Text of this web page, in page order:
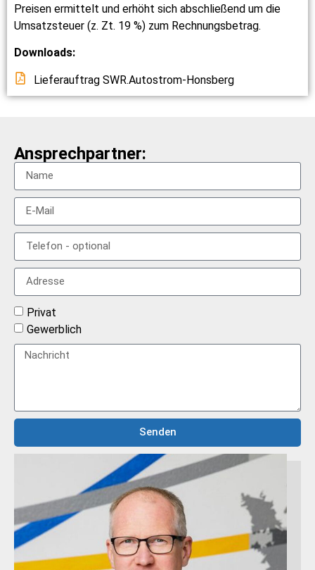
Preisen ermittelt und erhöht sich abschließend um die
Umsatzsteuer (z. Zt. 19 %) zum Rechnungsbetrag.
Downloads:
Lieferauftrag SWR.Autostrom-Honsberg
Ansprechpartner:
Privat
Gewerblich
Senden